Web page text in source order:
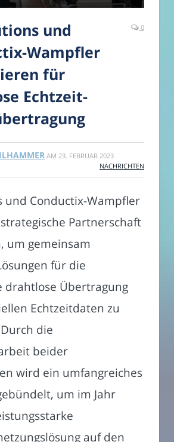
und
Wampfler
für
Echtzeit-
0
AM 23. FEBRUAR 2023
NACHRICHTEN
und Conductix-Wampfler
Partnerschaft
um gemeinsam
für die
drahtlose Übertragung
Echtzeitdaten zu
die
beider
wird ein umfangreiches
um im Jahr
auf den